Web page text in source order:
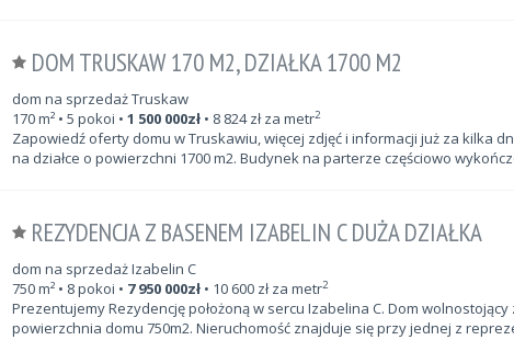
DOM TRUSKAW 170 M2, DZIAŁKA 1700 M2
dom na sprzedaż Truskaw
170m²• 5 pokoi • 1 500 000zł• 8 824zł za metr2
Zapowiedź oferty domu w Truskawiu, więcej zdjęć i informacji już za kilka
na działce o powierzchni 1700 m2. Budynek na parterze częściowo
REZYDENCJA Z BASENEM IZABELIN C DUŻA DZIAŁKA
dom na sprzedaż Izabelin C
750m²• 8 pokoi • 7 950 000zł• 10 600zł za metr2
Prezentujemy Rezydencję położoną w sercu Izabelina C. Dom wolnostojący
powierzchnia domu 750m2. Nieruchomość znajduje się przy jednej z